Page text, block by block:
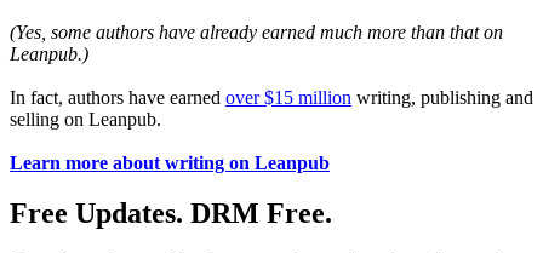
(Yes, some authors have already earned much more than that on
Leanpub.)
In fact, authors have earned over $15 million writing, publishing and
selling on Leanpub.
Learn more about writing on Leanpub
Free Updates. DRM Free.